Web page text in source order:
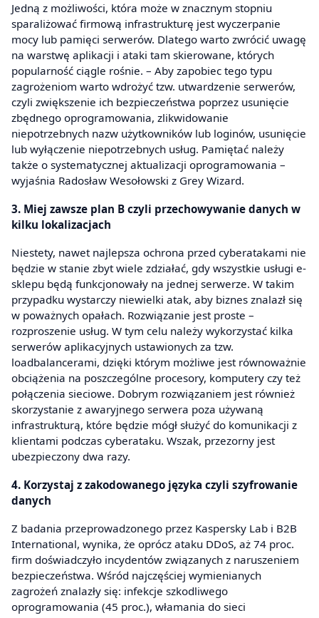
Jedną z możliwości, która może w znacznym stopniu
sparaliżować firmową infrastrukturę jest wyczerpanie
mocy lub pamięci serwerów. Dlatego warto zwrócić uwagę
na warstwę aplikacji i ataki tam skierowane, których
popularność ciągle rośnie. – Aby zapobiec tego typu
zagrożeniom warto wdrożyć tzw. utwardzenie serwerów,
czyli zwiększenie ich bezpieczeństwa poprzez usunięcie
zbędnego oprogramowania, zlikwidowanie
niepotrzebnych nazw użytkowników lub loginów, usunięcie
lub wyłączenie niepotrzebnych usług. Pamiętać należy
także o systematycznej aktualizacji oprogramowania –
wyjaśnia Radosław Wesołowski z Grey Wizard.
3. Miej zawsze plan B czyli przechowywanie danych w
kilku lokalizacjach
Niestety, nawet najlepsza ochrona przed cyberatakami nie
będzie w stanie zbyt wiele zdziałać, gdy wszystkie usługi e-
sklepu będą funkcjonowały na jednej serwerze. W takim
przypadku wystarczy niewielki atak, aby biznes znalazł się
w poważnych opałach. Rozwiązanie jest proste –
rozproszenie usług. W tym celu należy wykorzystać kilka
serwerów aplikacyjnych ustawionych za tzw.
loadbalancerami, dzięki którym możliwe jest równoważnie
obciążenia na poszczególne procesory, komputery czy też
połączenia sieciowe. Dobrym rozwiązaniem jest również
skorzystanie z awaryjnego serwera poza używaną
infrastrukturą, które będzie mógł służyć do komunikacji z
klientami podczas cyberataku. Wszak, przezorny jest
ubezpieczony dwa razy.
4. Korzystaj z zakodowanego języka czyli szyfrowanie
danych
Z badania przeprowadzonego przez Kaspersky Lab i B2B
International, wynika, że oprócz ataku DDoS, aż 74 proc.
firm doświadczyło incydentów związanych z naruszeniem
bezpieczeństwa. Wśród najczęściej wymienianych
zagrożeń znalazły się: infekcje szkodliwego
oprogramowania (45 proc.), włamania do sieci